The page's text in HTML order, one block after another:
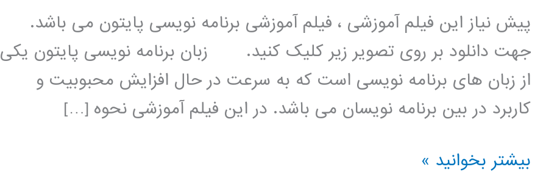
پیش نیاز این فیلم آموزشی ، فیلم آموزشی برنامه نویسی پایتون می باشد.
جهت دانلود بر روی تصویر زیر کلیک کنید. زبان برنامه نویسی پایتون یکی
از زبان های برنامه نویسی است که به سرعت در حال افزایش محبوبیت و
کاربرد در بین برنامه نویسان می باشد. در این فیلم آموزشی نحوه […]
الگوریتم
بیشتر بخوانید »